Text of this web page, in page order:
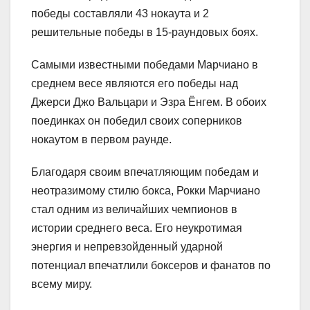
победы составляли 43 нокаута и 2
решительные победы в 15-раундовых боях.
Самыми известными победами Марчиано в
среднем весе являются его победы над
Джерси Джо Вальцари и Эзра Ёнгем. В обоих
поединках он победил своих соперников
нокаутом в первом раунде.
Благодаря своим впечатляющим победам и
неотразимому стилю бокса, Рокки Марчиано
стал одним из величайших чемпионов в
истории среднего веса. Его неукротимая
энергия и непревзойденный ударной
потенциал впечатлили боксеров и фанатов по
всему миру.